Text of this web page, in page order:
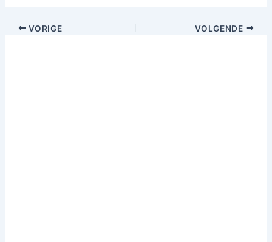
VORIGE VOLGENDE